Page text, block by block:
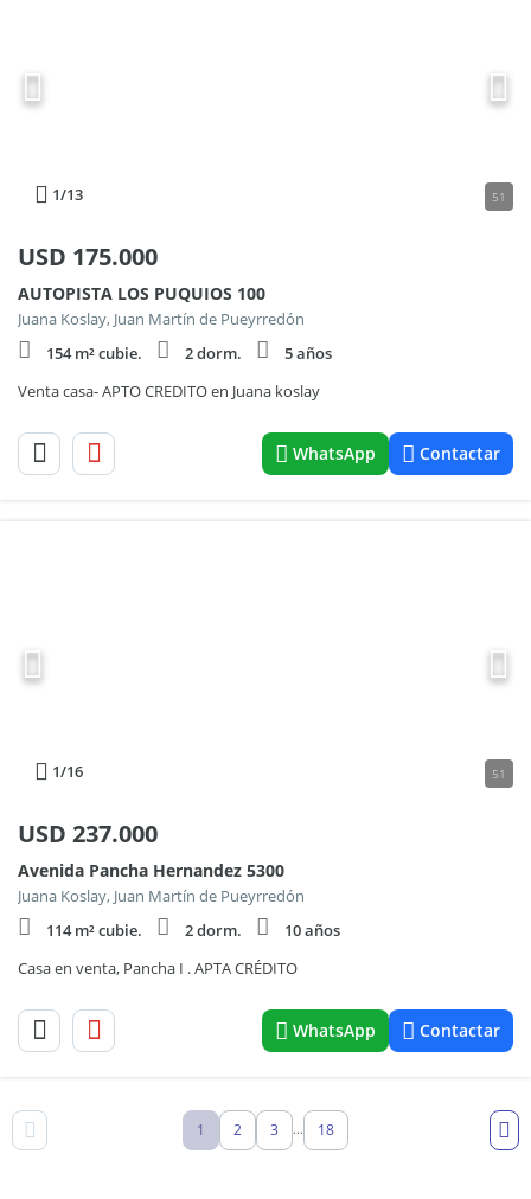
1/13 51
USD 175.000
AUTOPISTA LOS PUQUIOS 100
Juana Koslay, Juan Martín de Pueyrredón
154 m² cubie.
2 dorm.
5 años
Venta casa- APTO CREDITO en Juana koslay
WhatsApp Contactar
1/16 51
USD 237.000
Avenida Pancha Hernandez 5300
Juana Koslay, Juan Martín de Pueyrredón
114 m² cubie.
2 dorm.
10 años
Casa en venta, Pancha I . APTA CRÉDITO
WhatsApp Contactar
1 2 3 ... 18